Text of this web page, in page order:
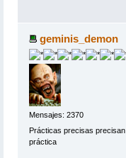
geminis_demon
Mensajes: 2370
Prácticas precisas precisan
práctica